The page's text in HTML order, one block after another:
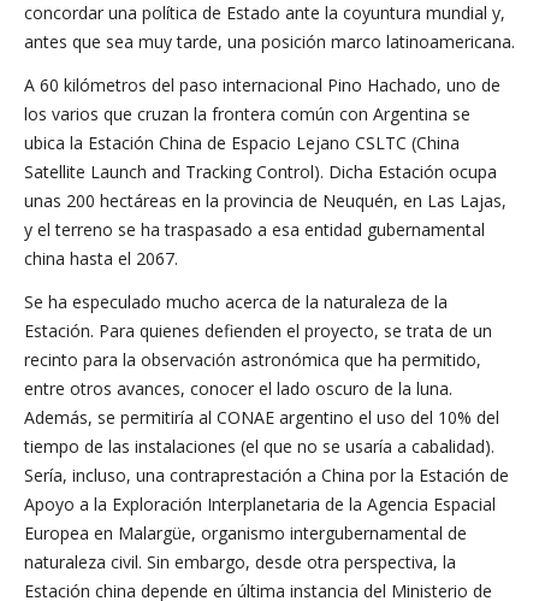
concordar una política de Estado ante la coyuntura mundial y,
antes que sea muy tarde, una posición marco latinoamericana.
A 60 kilómetros del paso internacional Pino Hachado, uno de
los varios que cruzan la frontera común con Argentina se
ubica la Estación China de Espacio Lejano CSLTC (China
Satellite Launch and Tracking Control). Dicha Estación ocupa
unas 200 hectáreas en la provincia de Neuquén, en Las Lajas,
y el terreno se ha traspasado a esa entidad gubernamental
china hasta el 2067.
Se ha especulado mucho acerca de la naturaleza de la
Estación. Para quienes defienden el proyecto, se trata de un
recinto para la observación astronómica que ha permitido,
entre otros avances, conocer el lado oscuro de la luna.
Además, se permitiría al CONAE argentino el uso del 10% del
tiempo de las instalaciones (el que no se usaría a cabalidad).
Sería, incluso, una contraprestación a China por la Estación de
Apoyo a la Exploración Interplanetaria de la Agencia Espacial
Europea en Malargüe, organismo intergubernamental de
naturaleza civil. Sin embargo, desde otra perspectiva, la
Estación china depende en última instancia del Ministerio de